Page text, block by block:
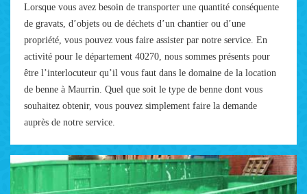
Lorsque vous avez besoin de transporter une quantité conséquente
de gravats, d’objets ou de déchets d’un chantier ou d’une
propriété, vous pouvez vous faire assister par notre service. En
activité pour le département 40270, nous sommes présents pour
être l’interlocuteur qu’il vous faut dans le domaine de la location
de benne à Maurrin. Quel que soit le type de benne dont vous
souhaitez obtenir, vous pouvez simplement faire la demande
auprès de notre service.